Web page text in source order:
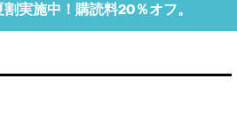
割実施中！購読料20％オフ。